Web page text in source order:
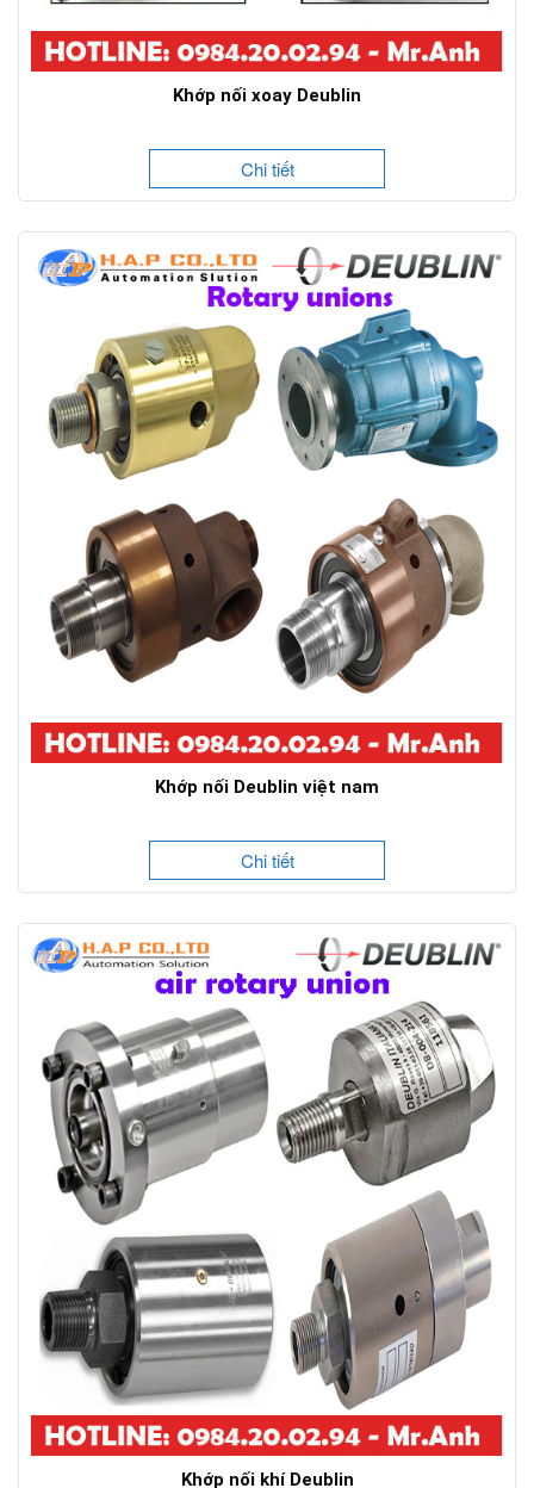
Khớp nối xoay Deublin
Chi tiết
Khớp nối Deublin việt nam
Chi tiết
Khớp nối khí Deublin